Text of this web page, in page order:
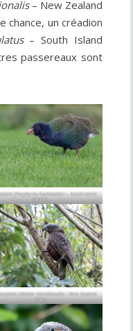
– New Zealand
chance, un créadion
– South Island
passereaux sont
(Porphyrio hochstetteri– South Island
Takahe)
(Nestor meridionalis– New Zealand
Kaka)